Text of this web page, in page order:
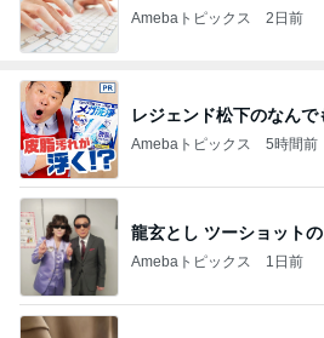
Amebaトピックス 2日前
レジェンド松下のなんで
Amebaトピックス 5時間前
龍玄とし ツーショット
Amebaトピックス 1日前